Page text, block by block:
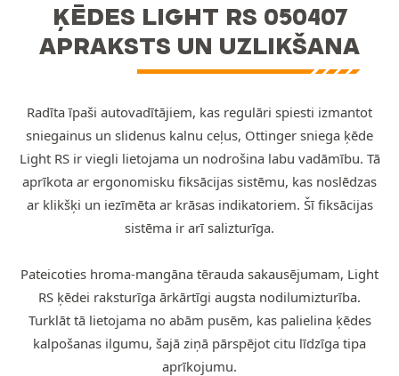
ĶĒDES LIGHT RS 050407
APRAKSTS UN UZLIKŠANA
Radīta īpaši autovadītājiem, kas regulāri spiesti izmantot
sniegainus un slidenus kalnu ceļus, Ottinger sniega ķēde
Light RS ir viegli lietojama un nodrošina labu vadāmību. Tā
aprīkota ar ergonomisku fiksācijas sistēmu, kas noslēdzas
ar klikšķi un iezīmēta ar krāsas indikatoriem. Šī fiksācijas
sistēma ir arī salizturīga.
Pateicoties hroma-mangāna tērauda sakausējumam, Light
RS ķēdei raksturīga ārkārtīgi augsta nodilumizturība.
Turklāt tā lietojama no abām pusēm, kas palielina ķēdes
kalpošanas ilgumu, šajā ziņā pārspējot citu līdzīga tipa
aprīkojumu.